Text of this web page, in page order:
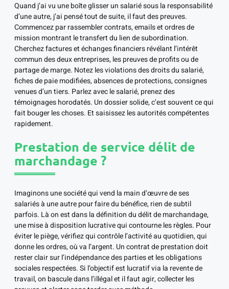
Quand j’ai vu une boîte glisser un salarié sous la responsabilité
d’une autre, j’ai pensé tout de suite, il faut des preuves.
Commencez par rassembler contrats, emails et ordres de
mission montrant le transfert du lien de subordination.
Cherchez factures et échanges financiers révélant l’intérêt
commun des deux entreprises, les preuves de profits ou de
partage de marge. Notez les violations des droits du salarié,
fiches de paie modifiées, absences de protections, consignes
venues d’un tiers. Parlez avec le salarié, prenez des
témoignages horodatés. Un dossier solide, c’est souvent ce qui
fait bouger les choses. Et saisissez les autorités compétentes
rapidement.
Prestation de service délit de
marchandage ?
Imaginons une société qui vend la main d’œuvre de ses
salariés à une autre pour faire du bénéfice, rien de subtil
parfois. Là on est dans la définition du délit de marchandage,
une mise à disposition lucrative qui contourne les règles. Pour
éviter le piège, vérifiez qui contrôle l’activité au quotidien, qui
donne les ordres, où va l’argent. Un contrat de prestation doit
rester clair sur l’indépendance des parties et les obligations
sociales respectées. Si l’objectif est lucratif via la revente de
travail, on bascule dans l’illégal et il faut agir, collecter les